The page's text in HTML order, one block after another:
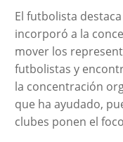
El futbolista
incorporó a la
mover los
futbolistas y
la concentración
que ha ayudado,
clubes ponen el